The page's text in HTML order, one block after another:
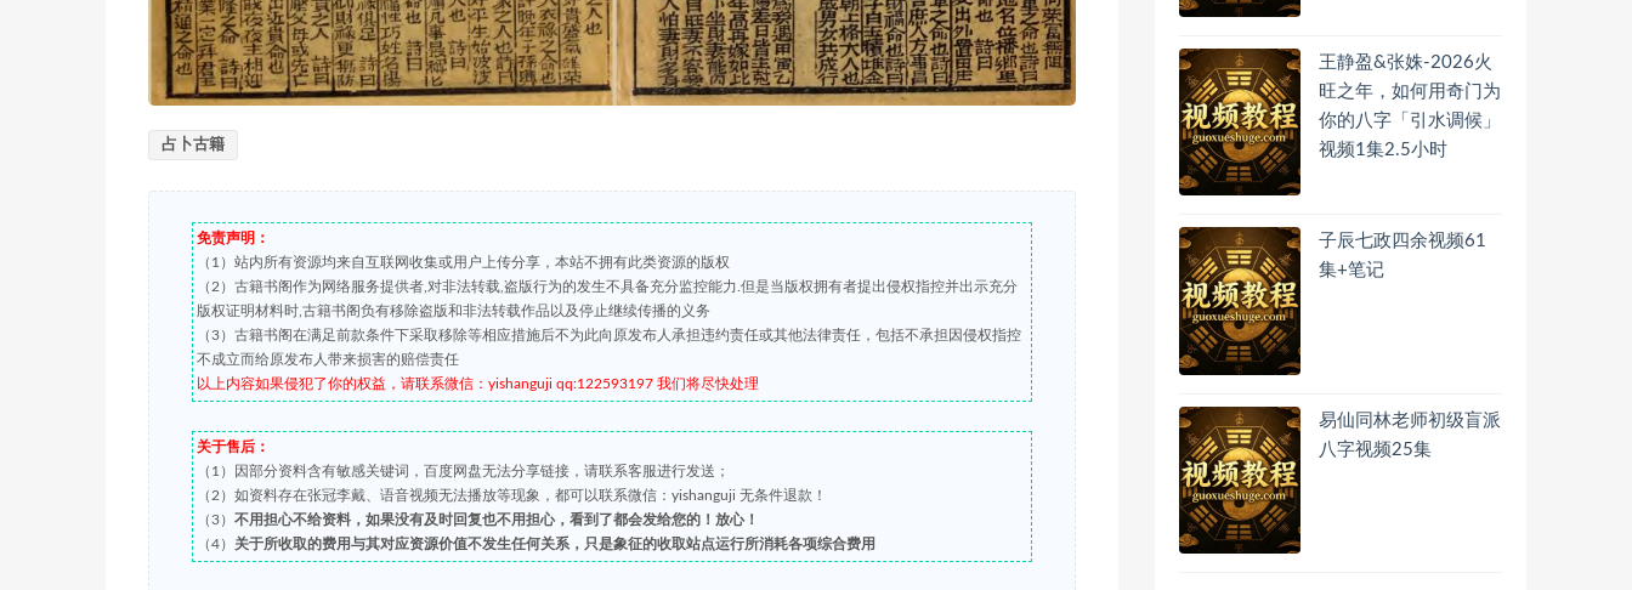
占卜古籍
免责声明：
（1）站内所有资源均来自互联网收集或用户上传分享，本站不拥有此类资源的版权
（2）古籍书阁作为网络服务提供者,对非法转载,盗版行为的发生不具备充分监控能力.但是当版权拥有者提出侵权指控并出示充分
版权证明材料时,古籍书阁负有移除盗版和非法转载作品以及停止继续传播的义务
（3）古籍书阁在满足前款条件下采取移除等相应措施后不为此向原发布人承担违约责任或其他法律责任，包括不承担因侵权指控
不成立而给原发布人带来损害的赔偿责任
以上内容如果侵犯了你的权益，请联系微信：yishanguji qq:122593197 我们将尽快处理
关于售后：
（1）因部分资料含有敏感关键词，百度网盘无法分享链接，请联系客服进行发送；
（2）如资料存在张冠李戴、语音视频无法播放等现象，都可以联系微信：yishanguji 无条件退款！
（3） 不用担心不给资料，如果没有及时回复也不用担心，看到了都会发给您的！放心！
（4） 关于所收取的费用与其对应资源价值不发生任何关系，只是象征的收取站点运行所消耗各项综合费用
王静盈&张姝-2026火
旺之年，如何用奇门为
你的八字「引水调候」
视频1集2.5小时
子辰七政四余视频61
集+笔记
易仙同林老师初级盲派
八字视频25集